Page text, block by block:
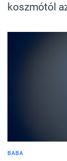
koszmótól
BABA